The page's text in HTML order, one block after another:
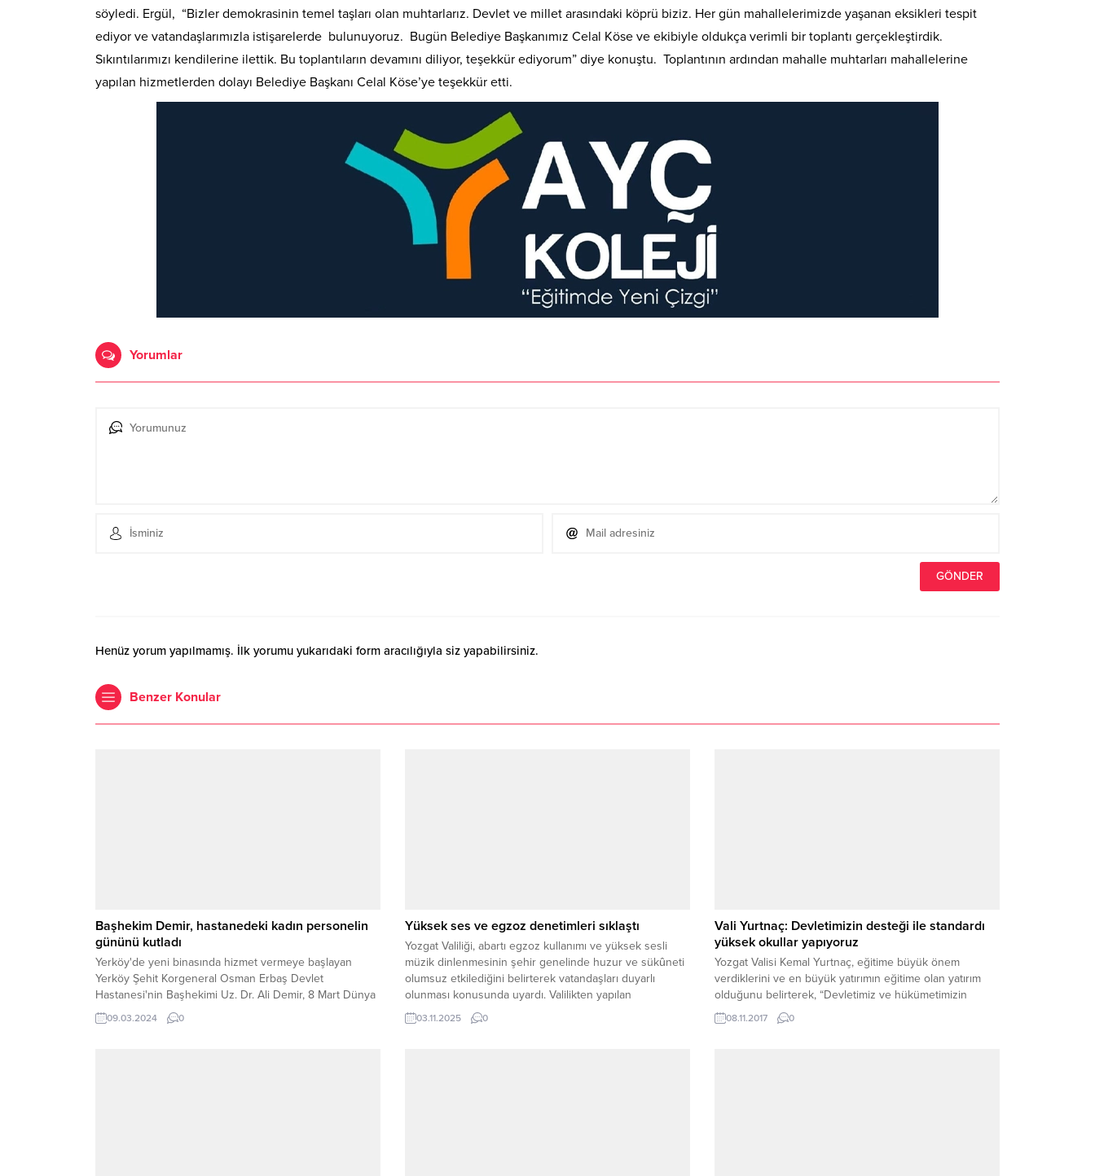
söyledi. Ergül, “Bizler demokrasinin temel taşları olan muhtarlarız. Devlet ve millet arasındaki köprü biziz. Her gün mahallelerimizde yaşanan eksikleri tespit
ediyor ve vatandaşlarımızla istişarelerde bulunuyoruz. Bugün Belediye Başkanımız Celal Köse ve ekibiyle oldukça verimli bir toplantı gerçekleştirdik.
Sıkıntılarımızı kendilerine ilettik. Bu toplantıların devamını diliyor, teşekkür ediyorum” diye konuştu. Toplantının ardından mahalle muhtarları mahallelerine
yapılan hizmetlerden dolayı Belediye Başkanı Celal Köse’ye teşekkür etti.
Yorumlar
Henüz yorum yapılmamış. İlk yorumu yukarıdaki form aracılığıyla siz yapabilirsiniz.
Benzer Konular
Başhekim Demir, hastanedeki kadın personelin
gününü kutladı
Yerköy'de yeni binasında hizmet vermeye başlayan
Yerköy Şehit Korgeneral Osman Erbaş Devlet
Hastanesi'nin Başhekimi Uz. Dr. Ali Demir, 8 Mart Dünya
Kadınlar Günü dolayısıyla hastanede çalışan kadın
personelin gününü unutmadı ve anlamlı bir jestte
09.03.2024 0
Yüksek ses ve egzoz denetimleri sıklaştı
Yozgat Valiliği, abartı egzoz kullanımı ve yüksek sesli
müzik dinlenmesinin şehir genelinde huzur ve sükûneti
olumsuz etkilediğini belirterek vatandaşları duyarlı
olunması konusunda uyardı. Valilikten yapılan
açıklamada, özellikle gece saatlerinde yüksek ses ve
abartı egzoz kullanımının vatandaşların rahatsız olmasına
03.11.2025 0
Vali Yurtnaç: Devletimizin desteği ile standardı
yüksek okullar yapıyoruz
Yozgat Valisi Kemal Yurtnaç, eğitime büyük önem
verdiklerini ve en büyük yatırımın eğitime olan yatırım
olduğunu belirterek, “Devletimiz ve hükümetimizin
desteği ile standardı yüksek okullar yapıyoruz.”dedi.
08.11.2017 0